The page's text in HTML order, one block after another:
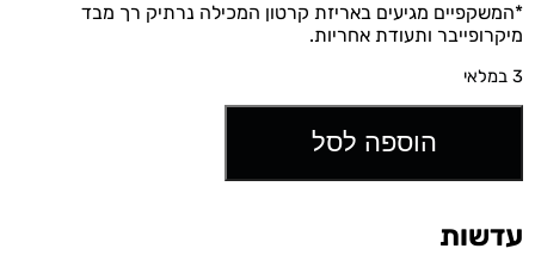
*המשקפיים מגיעים באריזת קרטון המכילה נרתיק רך מבד
מיקרופייבר ותעודת אחריות.
3 במלאי
הוספה לסל
עדשות